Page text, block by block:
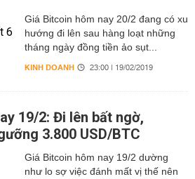
Giá Bitcoin hôm nay 20/2 đang có xu
hướng đi lên sau hàng loạt những
tháng ngày đồng tiền ảo sụt...
KINH DOANH 23:00 | 19/02/2019
19/2: Đi lên bất ngờ,
3.800 USD/BTC
Giá Bitcoin hôm nay 19/2 dường
như lo sợ việc đánh mất vị thế nên